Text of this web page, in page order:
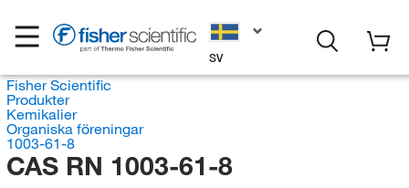
SV
Fisher Scientific
Produkter
Kemikalier
Organiska föreningar
1003-61-8
CAS RN 1003-61-8